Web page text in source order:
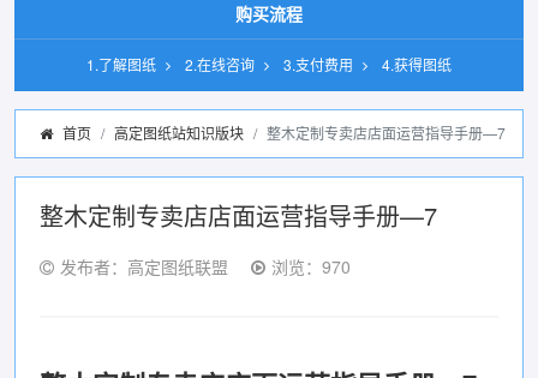
购买流程
1.了解图纸 2.在线咨询 3.支付费用 4.获得图纸
首页 高定图纸站知识版块 整木定制专卖店店面运营指导手册—7
整木定制专卖店店面运营指导手册—7
发布者：高定图纸联盟 浏览：970